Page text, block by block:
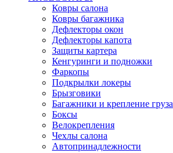
Ковры салона
Ковры багажника
Дефлекторы окон
Дефлекторы капота
Защиты картера
Кенгуринги и подножки
Фаркопы
Подкрылки локеры
Брызговики
Багажники и крепление груза
Боксы
Велокрепления
Чехлы салона
Автопринадлежности